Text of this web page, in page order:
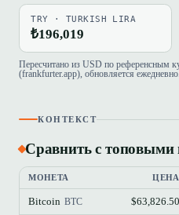
TRY · TURKISH LIRA
₺196,019
Пересчитано из USD по референсным
(frankfurter.app), обновляется ежедневно.
КОНТЕКСТ
Сравнить с топовыми
МОНЕТА ЦЕНА
Bitcoin BTC $63,826.50